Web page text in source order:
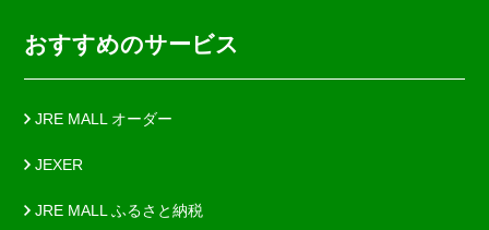
おすすめのサービス
JRE MALL オーダー
JEXER
JRE MALL ふるさと納税